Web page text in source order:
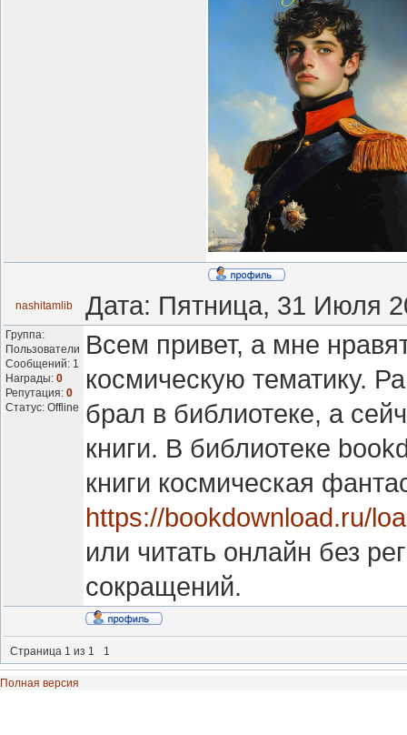
nashitamlib Дата: Пятница, 31 Июля
Группа:
Пользователи
Сообщений: 1
Награды: 0
Репутация: 0
Статус: Offline
Всем привет, а мне
космическую тематику.
брал в библиотеке, а
книги. В библиотеке
книги космическая
https://bookdownload.ru/
или читать онлайн без
сокращений.
Страница 1 из 1 1
Полная версия